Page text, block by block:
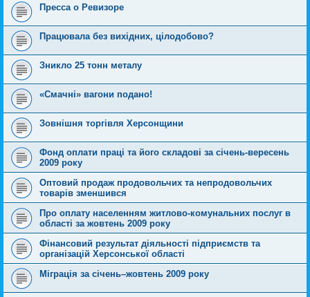
Пресса о Ревизоре
Працювала без вихідних, цілодобово?
Зникло 25 тонн металу
«Смачні» вагони подано!
Зовнішня торгівля Херсонщини
Фонд оплати праці та його складові за січень-вересень
2009 року
Оптовий продаж продовольчих та непродовольчих
товарів зменшився
Про оплату населенням житлово-комунальних послуг в
області за жовтень 2009 року
Фінансовий результат діяльності підприємств та
організацій Херсонської області
Міграція за січень–жовтень 2009 року